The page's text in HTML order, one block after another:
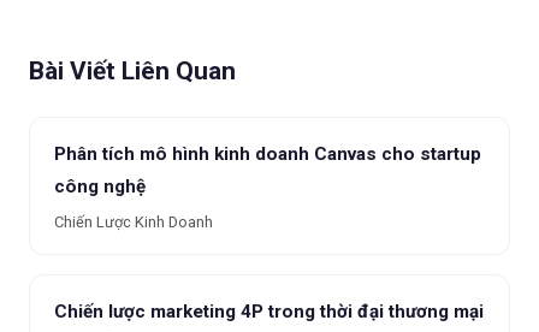
Bài Viết Liên Quan
Phân tích mô hình kinh doanh Canvas cho startup
công nghệ
Chiến Lược Kinh Doanh
Chiến lược marketing 4P trong thời đại thương mại